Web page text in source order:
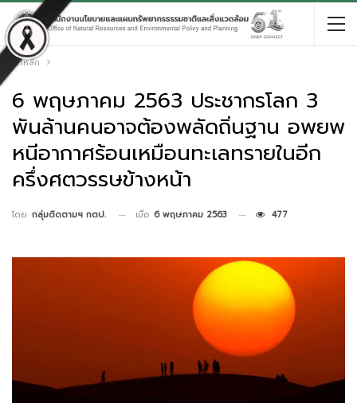
หน้าหลัก
6 พฤษภาคม 2563 ประชากรโลก 3
พันล้านคนอาจต้องพลัดถิ่นฐาน อพยพ
หนีอากาศร้อนเหมือนทะเลทรายในอีก
ครึ่งศตวรรษข้างหน้า
โดย กลุ่มติดตามฯ กตป. เมื่อ 6 พฤษภาคม 2563 477